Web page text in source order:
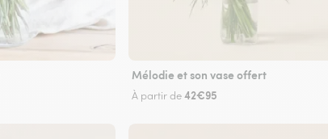
Mélodie et son vase offert
À partir de42€95